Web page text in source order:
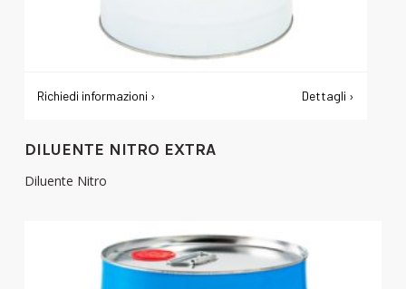
Richiedi informazioni › Dettagli ›
DILUENTE NITRO EXTRA
Diluente Nitro